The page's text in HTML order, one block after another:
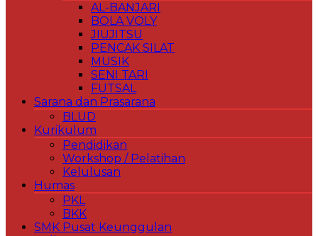
AL-BANJARI
BOLA VOLY
JIUJITSU
PENCAK SILAT
MUSIK
SENI TARI
FUTSAL
Sarana dan Prasarana
BLUD
Kurikulum
Pendidikan
Workshop / Pelatihan
Kelulusan
Humas
PKL
BKK
SMK Pusat Keunggulan